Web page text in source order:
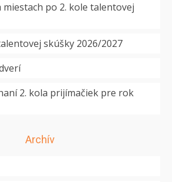
miestach po 2. kole talentovej
skúšky 2026/2027
2. kola prijímačiek pre rok
Archív